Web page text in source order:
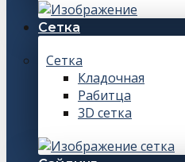
Сетка
Сетка
Кладочная
Рабитца
3D сетка